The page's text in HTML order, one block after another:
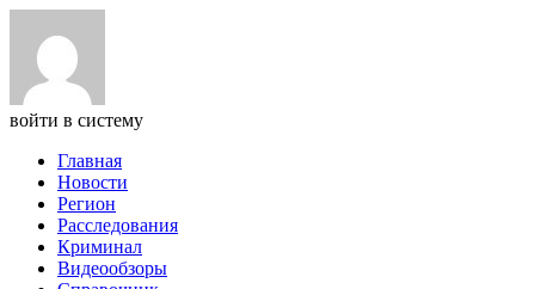
войти в систему
Главная
Новости
Регион
Расследования
Криминал
Видеообзоры